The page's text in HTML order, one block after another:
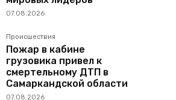
07.08.2026
Происшествия
Пожар в кабине
грузовика привел к
смертельному ДТП в
Самаркандской области
07.08.2026